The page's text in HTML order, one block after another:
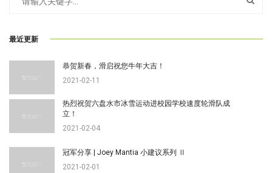
最近更新
恭贺新春，滑启祝您牛年大吉！
2021-02-11
热烈祝贺六盘水市冰雪运动进校园学校速度轮滑队成
立！
2021-02-04
冠军分享 | Joey Mantia 小建议系列 Ⅱ
2021-02-01